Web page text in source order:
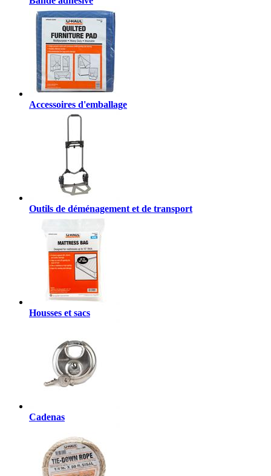
Accessoires d'emballage
Outils de déménagement et de transport
Housses et sacs
Cadenas